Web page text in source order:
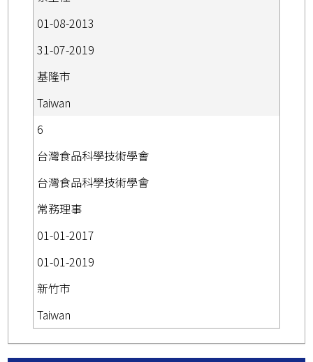
01-08-2013
31-07-2019
基隆市
Taiwan
6
台灣食品科學技術學會
台灣食品科學技術學會
常務理事
01-01-2017
01-01-2019
新竹市
Taiwan